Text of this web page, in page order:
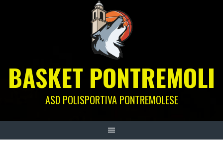
BASKET PONTREMOLI
ASD POLISPORTIVA PONTREMOLESE